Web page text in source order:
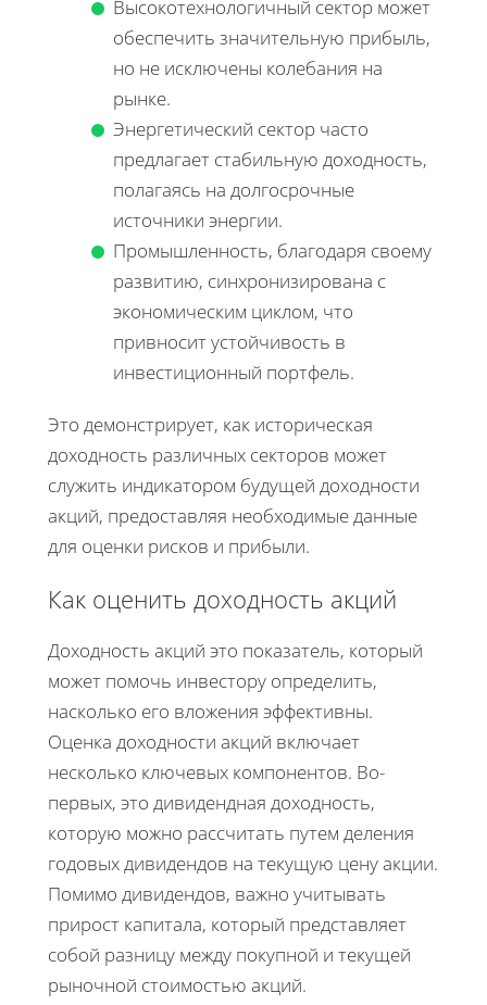
Высокотехнологичный сектор может
обеспечить значительную прибыль,
но не исключены колебания на
рынке.
Энергетический сектор часто
предлагает стабильную доходность,
полагаясь на долгосрочные
источники энергии.
Промышленность, благодаря своему
развитию, синхронизирована с
экономическим циклом, что
привносит устойчивость в
инвестиционный портфель.
Это демонстрирует, как историческая
доходность различных секторов может
служить индикатором будущей доходности
акций, предоставляя необходимые данные
для оценки рисков и прибыли.
Как оценить доходность акций
Доходность акций это показатель, который
может помочь инвестору определить,
насколько его вложения эффективны.
Оценка доходности акций включает
несколько ключевых компонентов. Во-
первых, это дивидендная доходность,
которую можно рассчитать путем деления
годовых дивидендов на текущую цену акции.
Помимо дивидендов, важно учитывать
прирост капитала, который представляет
собой разницу между покупной и текущей
рыночной стоимостью акций.